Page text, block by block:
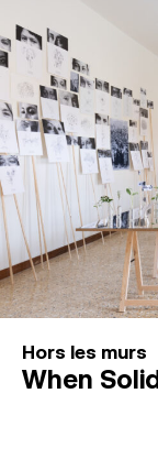
Hors les murs
When